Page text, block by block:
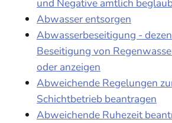
und Negative amtlich
Abwasser entsorgen
Abwasserbeseitigung -
Beseitigung von
oder anzeigen
Abweichende Regelungen
Schichtbetrieb beantragen
Abweichende Ruhezeit